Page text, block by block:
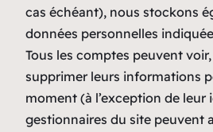
cas échéant), nous stockons
données personnelles
Tous les comptes peuvent
supprimer leurs informations
moment (à l’exception de leur
gestionnaires du site peuvent